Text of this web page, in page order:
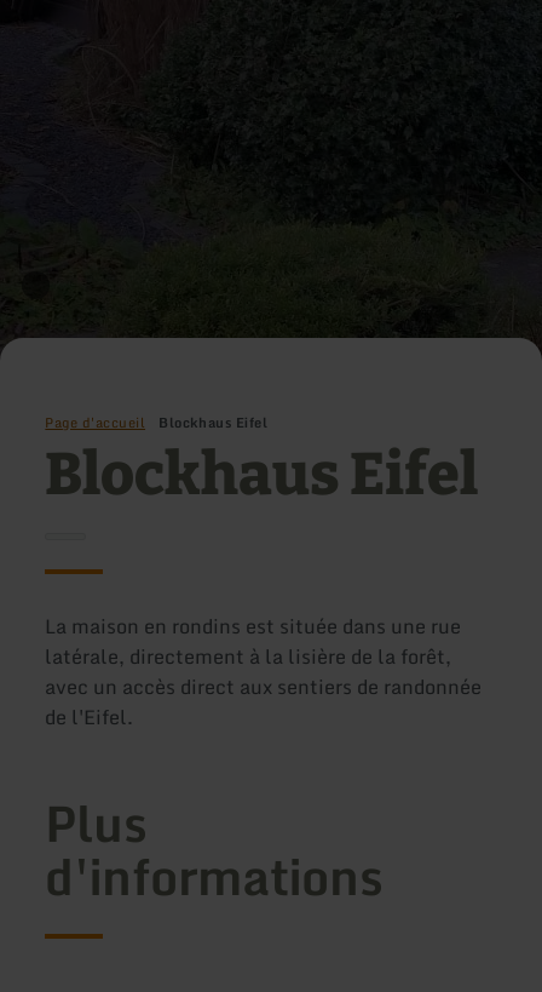
Page d'accueil Blockhaus Eifel
Blockhaus Eifel
La maison en rondins est située dans une rue
latérale, directement à la lisière de la forêt,
avec un accès direct aux sentiers de randonnée
de l'Eifel.
Plus
d'informations